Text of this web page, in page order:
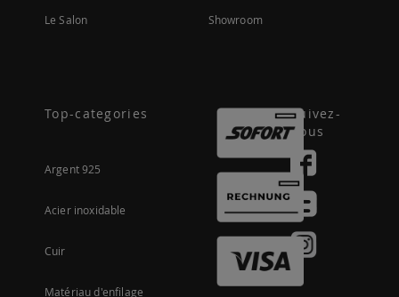
Le Salon Showroom
Top-categories
Argent 925
Acier inoxidable
Cuir
Matériau d'enfilage
Suivez-
nous